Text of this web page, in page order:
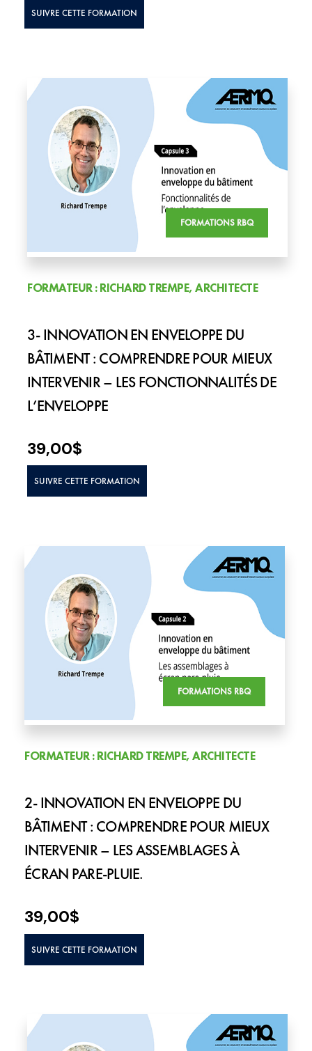
SUIVRE CETTE FORMATION
FORMATIONS RBQ
FORMATEUR : RICHARD TREMPE, ARCHITECTE
3- INNOVATION EN ENVELOPPE DU
BÂTIMENT : COMPRENDRE POUR MIEUX
INTERVENIR – LES FONCTIONNALITÉS DE
L’ENVELOPPE
39,00$
SUIVRE CETTE FORMATION
FORMATIONS RBQ
FORMATEUR : RICHARD TREMPE, ARCHITECTE
2- INNOVATION EN ENVELOPPE DU
BÂTIMENT : COMPRENDRE POUR MIEUX
INTERVENIR – LES ASSEMBLAGES À
ÉCRAN PARE-PLUIE.
39,00$
SUIVRE CETTE FORMATION